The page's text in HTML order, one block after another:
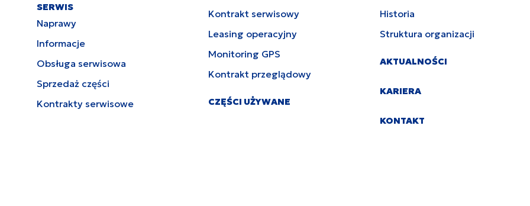
SERWIS
Naprawy
Informacje
Obsługa serwisowa
Sprzedaż części
Kontrakty serwisowe
Kontrakt serwisowy
Leasing operacyjny
Monitoring GPS
Kontrakt przeglądowy
CZĘŚCI UŻYWANE
Historia
Struktura organizacji
AKTUALNOŚCI
KARIERA
KONTAKT